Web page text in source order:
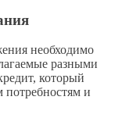
необходимо
разными
который
потребностям и